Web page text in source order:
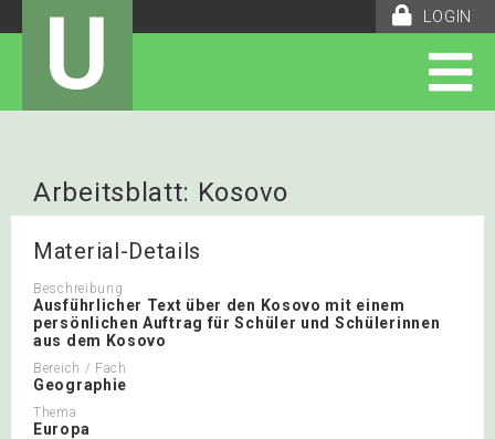
LOGIN
U
Arbeitsblatt: Kosovo
Material-Details
Beschreibung
Ausführlicher Text über den Kosovo mit einem
persönlichen Auftrag für Schüler und Schülerinnen
aus dem Kosovo
Bereich / Fach
Geographie
Thema
Europa